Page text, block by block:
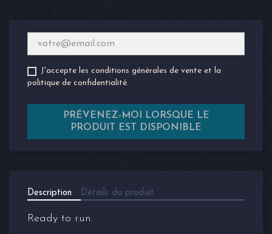
J'accepte les conditions générales de vente et la
politique de confidentialité.
PRÉVENEZ-MOI LORSQUE LE
PRODUIT EST DISPONIBLE
Description Détails du produit
Ready to run.